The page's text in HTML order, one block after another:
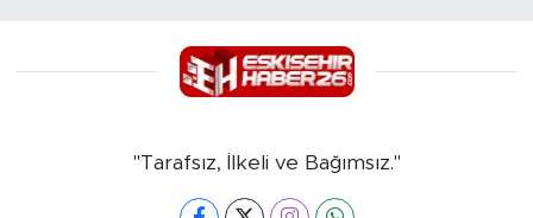
"Tarafsız, İlkeli ve Bağımsız."